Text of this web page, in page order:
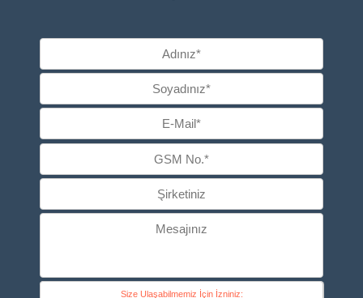
Size Ulaşabilmemiz İçin İzniniz: